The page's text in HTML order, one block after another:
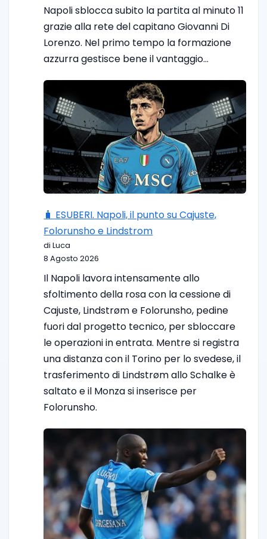
Napoli sblocca subito la partita al minuto 11
grazie alla rete del capitano Giovanni Di
Lorenzo. Nel primo tempo la formazione
azzurra gestisce bene il vantaggio…
🧳 ESUBERI. Napoli, il punto su Cajuste,
Folorunsho e Lindstrom
di Luca
8 Agosto 2026
Il Napoli lavora intensamente allo
sfoltimento della rosa con la cessione di
Cajuste, Lindstrøm e Folorunsho, pedine
fuori dal progetto tecnico, per sbloccare
le operazioni in entrata. Mentre si registra
una distanza con il Torino per lo svedese, il
trasferimento di Lindstrøm allo Schalke è
saltato e il Monza si inserisce per
Folorunsho.